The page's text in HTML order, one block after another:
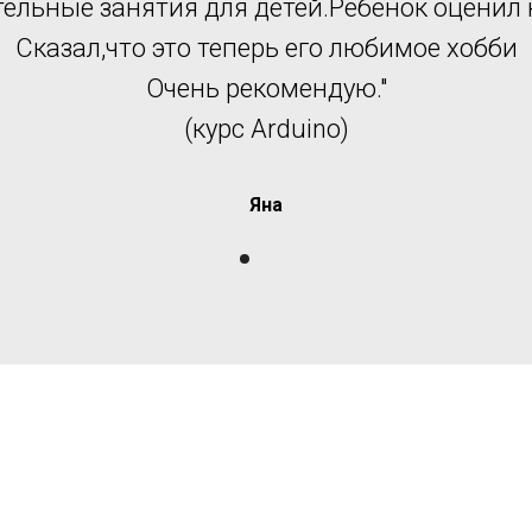
занятия для детей.Ребенок оценил
Сказал,что это теперь его любимое хобби
Очень рекомендую."
(курс Arduino)
Яна